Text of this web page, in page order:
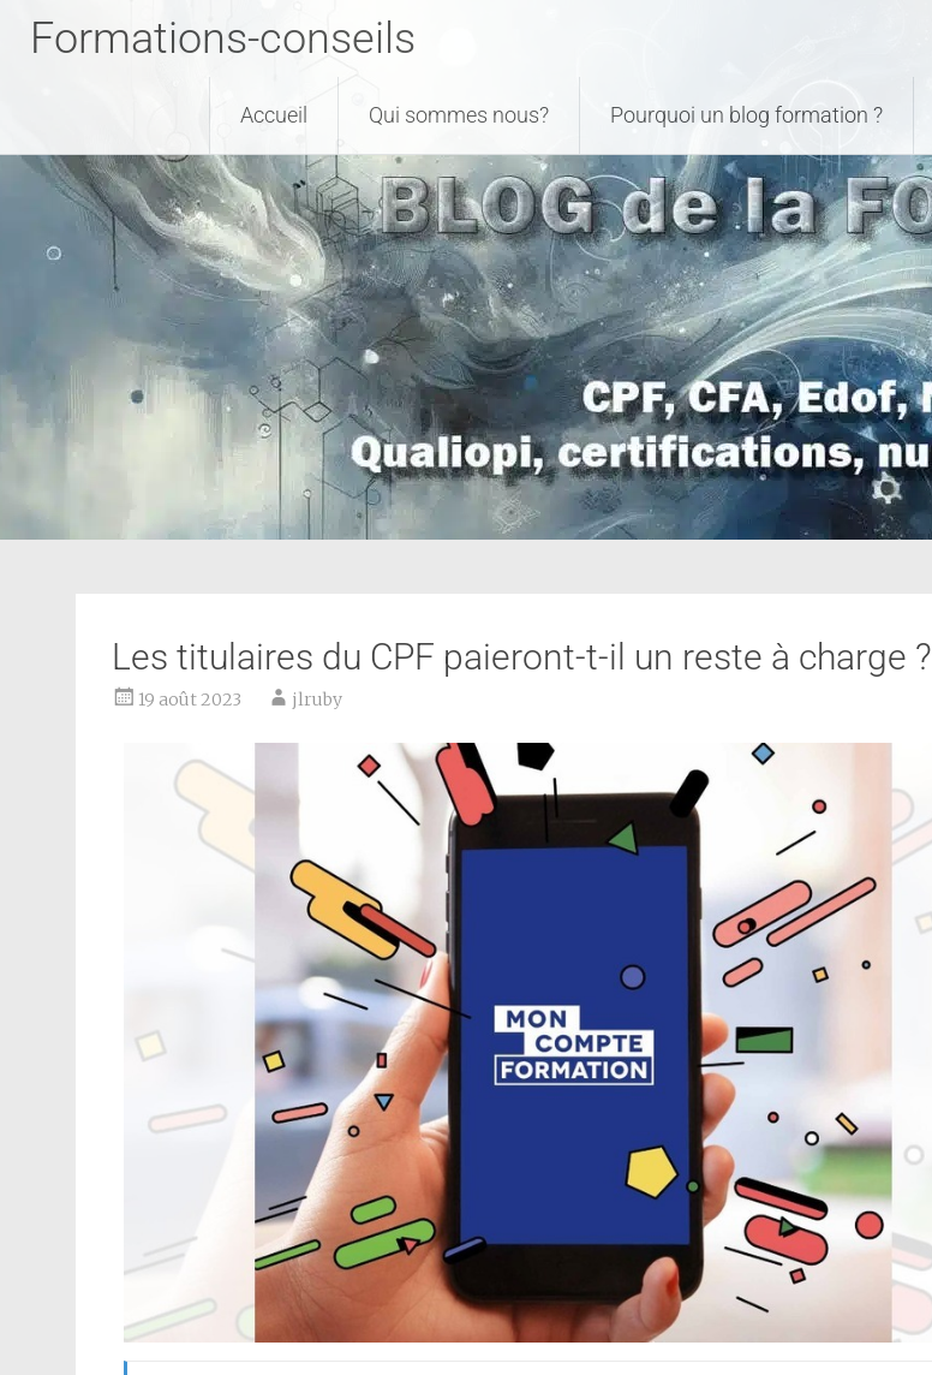
Formations-conseils
Accueil Qui sommes nous? Pourquoi un blog formation ?
Les titulaires du CPF paieront-t-il un reste à charge ?
19 août 2023 jlruby